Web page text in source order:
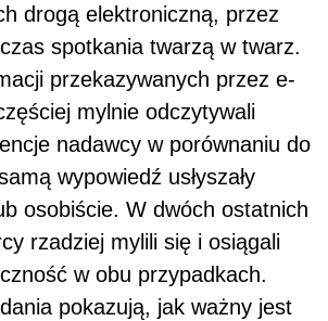
drogą elektroniczną, przez
spotkania twarzą w twarz.
przekazywanych przez e-
mylnie odczytywali
nadawcy w porównaniu do
wypowiedź usłyszały
osobiście. W dwóch ostatnich
rzadziej mylili się i osiągali
w obu przypadkach.
pokazują, jak ważny jest